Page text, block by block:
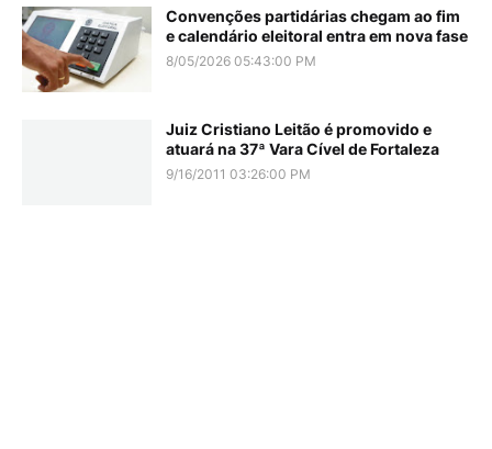
Convenções partidárias chegam ao fim
e calendário eleitoral entra em nova fase
8/05/2026 05:43:00 PM
Juiz Cristiano Leitão é promovido e
atuará na 37ª Vara Cível de Fortaleza
9/16/2011 03:26:00 PM